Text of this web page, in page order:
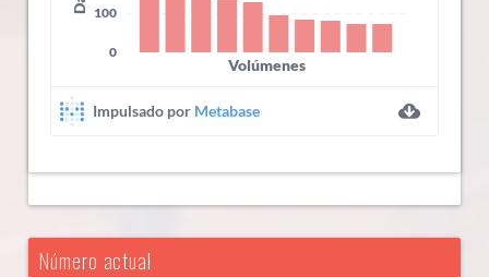
Número actual